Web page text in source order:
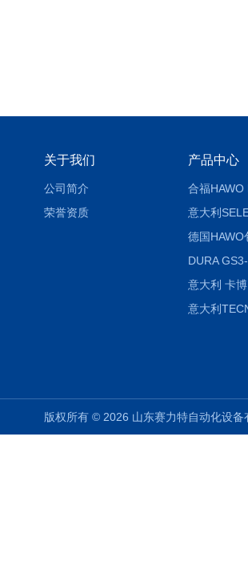
关于我们
公司简介
荣誉资质
产品中心
意大利
DURA
版权所有 © 2026 山东赛力特自动化